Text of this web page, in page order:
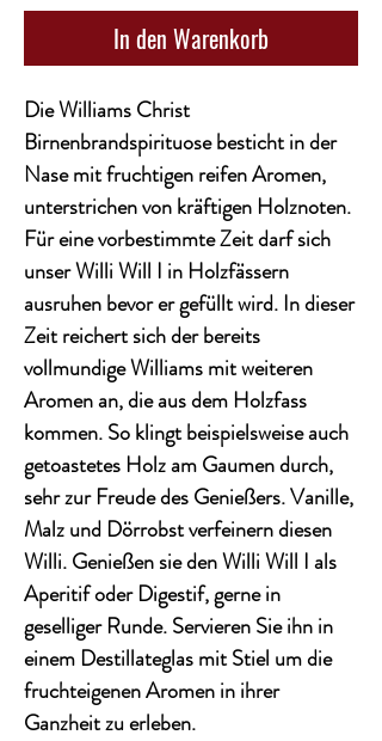
In den Warenkorb
Die Williams Christ
Birnenbrandspirituose besticht in der
Nase mit fruchtigen reifen Aromen,
unterstrichen von kräftigen Holznoten.
Für eine vorbestimmte Zeit darf sich
unser Willi Will I in Holzfässern
ausruhen bevor er gefüllt wird. In dieser
Zeit reichert sich der bereits
vollmundige Williams mit weiteren
Aromen an, die aus dem Holzfass
kommen. So klingt beispielsweise auch
getoastetes Holz am Gaumen durch,
sehr zur Freude des Genießers. Vanille,
Malz und Dörrobst verfeinern diesen
Willi. Genießen sie den Willi Will I als
Aperitif oder Digestif, gerne in
geselliger Runde. Servieren Sie ihn in
einem Destillateglas mit Stiel um die
fruchteigenen Aromen in ihrer
Ganzheit zu erleben.